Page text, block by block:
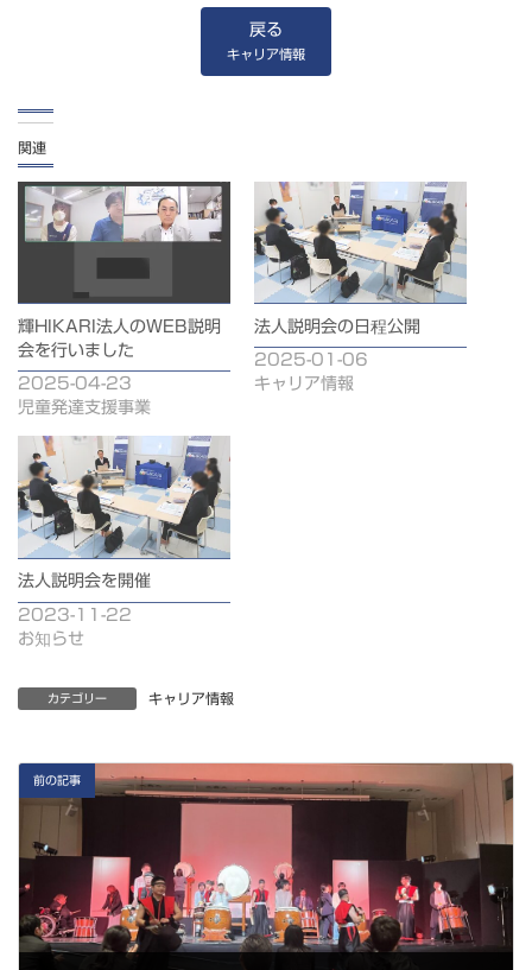
戻る
キャリア情報
関連
輝HIKARI法人のWEB説明
会を行いました
2025-04-23
児童発達支援事業
法人説明会の日程公開
2025-01-06
キャリア情報
法人説明会を開催
2023-11-22
お知らせ
カテゴリー キャリア情報
前の記事